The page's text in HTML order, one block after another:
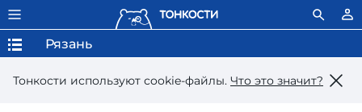
Тонкости используют сookie-файлы. Что это значит?
Рязань